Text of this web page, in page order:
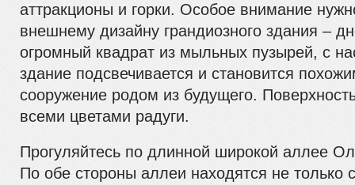
аттракционы и горки. Особое внимание
внешнему дизайну грандиозного здания –
огромный квадрат из мыльных пузырей, с
здание подсвечивается и становится
сооружение родом из будущего.
всеми цветами радуги.
Прогуляйтесь по длинной широкой аллее
По обе стороны аллеи находятся не только